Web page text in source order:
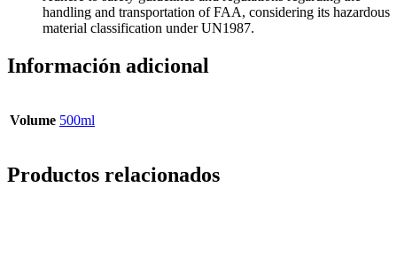
handling and transportation of FAA, considering its hazardous
material classification under UN1987.
Información adicional
Volume 500ml
Productos relacionados